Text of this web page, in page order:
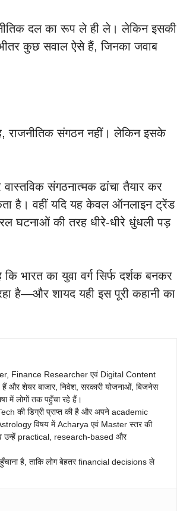
दल का रूप ले ही ले। लेकिन इसकी
कुछ सवाल ऐसे हैं, जिनका जवाब
संगठन नहीं। लेकिन इसके
संगठनात्मक ढांचा तैयार कर
है। वहीं यदि यह केवल ऑनलाइन ट्रेंड
घटनाओं की तरह धीरे-धीरे धुंधली पड़
भारत का युवा वर्ग सिर्फ दर्शक बनकर
है—और शायद यही इस पूरी कहानी का
Finance Researcher एवं Digital Content
शेयर बाजार, निवेश, सरकारी योजनाओं, बिजनेस
में लोगों तक पहुँचा रहे हैं।
की डिग्री प्राप्त की है और अपने academic
विषय में Acharya एवं Master स्तर की
उन्हें practical, research-based और
है, ताकि लोग बेहतर financial decisions ले